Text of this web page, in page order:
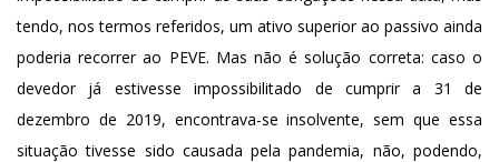
tendo, nos termos referidos, um ativo superior ao passivo ainda
poderia recorrer ao PEVE. Mas não é solução correta: caso o
devedor já estivesse impossibilitado de cumprir a 31 de
dezembro de 2019, encontrava-se insolvente, sem que essa
situação tivesse sido causada pela pandemia, não, podendo,